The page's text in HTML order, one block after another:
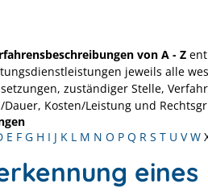
von A - Z
jeweils alle
zuständiger Stelle,
Dauer, Kosten/Leistung und
E F G H I J K L M N O P Q R S T U V W
eines